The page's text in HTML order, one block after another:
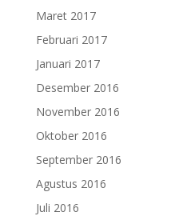
Maret 2017
Februari 2017
Januari 2017
Desember 2016
November 2016
Oktober 2016
September 2016
Agustus 2016
Juli 2016